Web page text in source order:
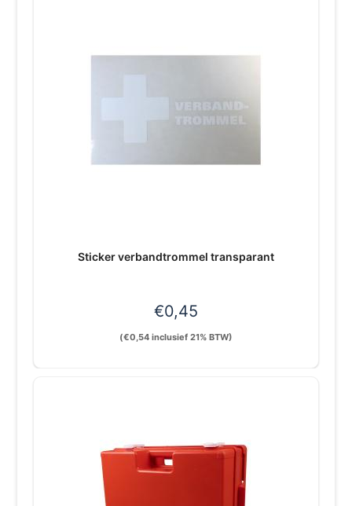
Sticker verbandtrommel transparant
€0,45
(€0,54 inclusief 21% BTW)